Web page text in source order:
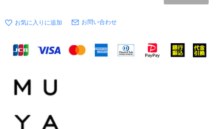
お問い合わせ